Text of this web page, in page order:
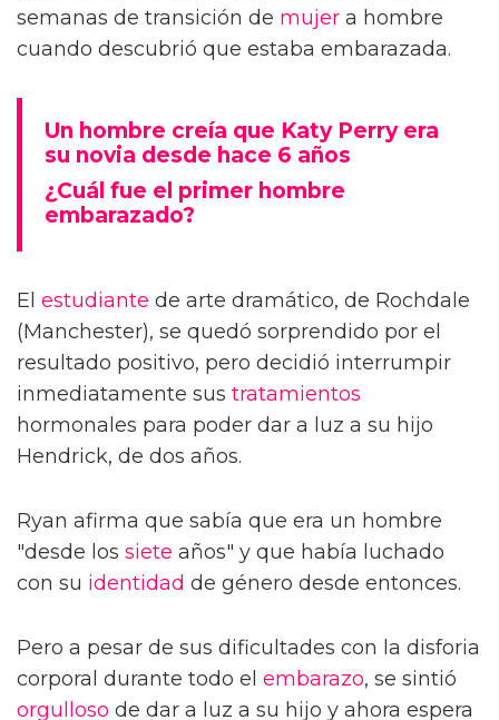
semanas de transición de mujer a hombre
cuando descubrió que estaba embarazada.
Un hombre creía que Katy Perry era
su novia desde hace 6 años
¿Cuál fue el primer hombre
embarazado?
El estudiante de arte dramático, de Rochdale
(Manchester), se quedó sorprendido por el
resultado positivo, pero decidió interrumpir
inmediatamente sus tratamientos
hormonales para poder dar a luz a su hijo
Hendrick, de dos años.
Ryan afirma que sabía que era un hombre
"desde los siete años" y que había luchado
con su identidad de género desde entonces.
Pero a pesar de sus dificultades con la disforia
corporal durante todo el embarazo, se sintió
orgulloso de dar a luz a su hijo y ahora espera